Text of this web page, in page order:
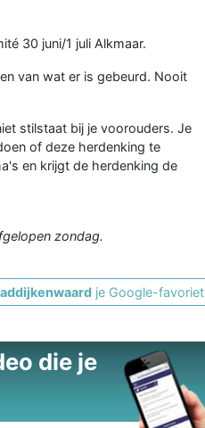
30 juni/1 juli Alkmaar.
van wat er is gebeurd. Nooit
stilstaat bij je voorouders. Je
of deze herdenking te
en krijgt de herdenking de
zondag.
je Google-favoriet
die je